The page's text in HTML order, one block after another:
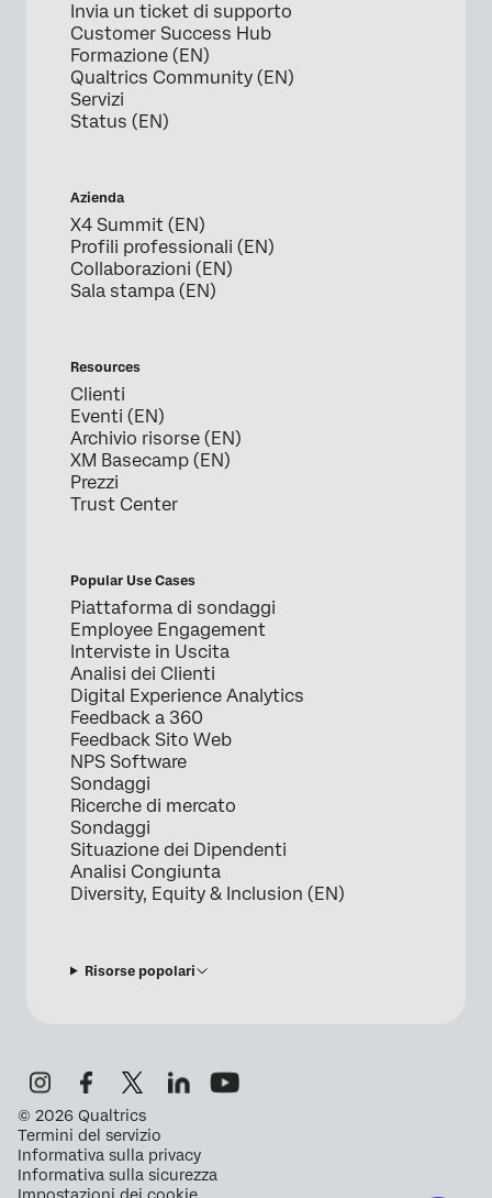
Invia un ticket di supporto
Customer Success Hub
Formazione (EN)
Qualtrics Community (EN)
Servizi
Status (EN)
Azienda
X4 Summit (EN)
Profili professionali (EN)
Collaborazioni (EN)
Sala stampa (EN)
Resources
Clienti
Eventi (EN)
Archivio risorse (EN)
XM Basecamp (EN)
Prezzi
Trust Center
Popular Use Cases
Piattaforma di sondaggi
Employee Engagement
Interviste in Uscita
Analisi dei Clienti
Digital Experience Analytics
Feedback a 360
Feedback Sito Web
NPS Software
Sondaggi
Ricerche di mercato
Sondaggi
Situazione dei Dipendenti
Analisi Congiunta
Diversity, Equity & Inclusion (EN)
Risorse popolari
© 2026 Qualtrics
Termini del servizio
Informativa sulla privacy
Informativa sulla sicurezza